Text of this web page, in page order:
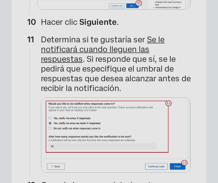
×
Hacer clic Siguiente.
Determina si te gustaría ser Se le
notificará cuando lleguen las
respuestas. Si responde que sí, se le
pedirá que especifique el umbral de
respuestas que desea alcanzar antes de
recibir la notificación.